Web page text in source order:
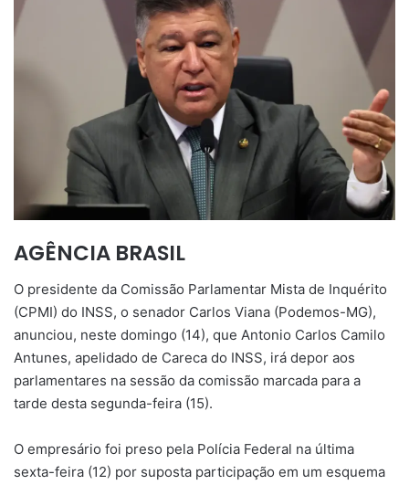
AGÊNCIA BRASIL
O presidente da Comissão Parlamentar Mista de Inquérito
(CPMI) do INSS, o senador Carlos Viana (Podemos-MG),
anunciou, neste domingo (14), que Antonio Carlos Camilo
Antunes, apelidado de Careca do INSS, irá depor aos
parlamentares na sessão da comissão marcada para a
tarde desta segunda-feira (15).
O empresário foi preso pela Polícia Federal na última
sexta-feira (12) por suposta participação em um esquema